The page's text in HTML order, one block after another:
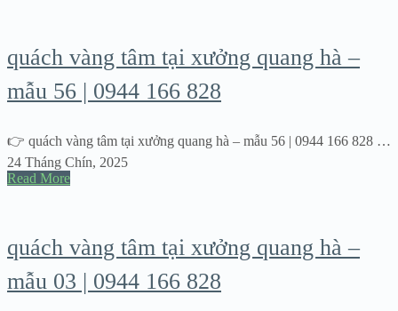
quách vàng tâm tại xưởng quang hà –
mẫu 56 | 0944 166 828
👉 quách vàng tâm tại xưởng quang hà – mẫu 56 | 0944 166 828 …
24 Tháng Chín, 2025
Read More
quách vàng tâm tại xưởng quang hà –
mẫu 03 | 0944 166 828